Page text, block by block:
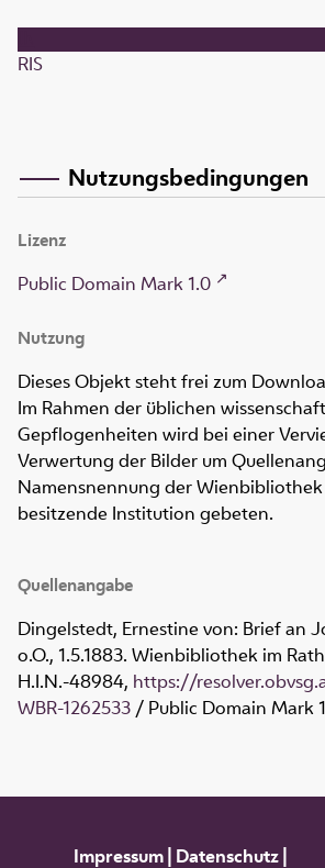
RIS
Nutzungsbedingungen
Lizenz
Public Domain Mark 1.0
Nutzung
Dieses Objekt steht frei zum
Im Rahmen der üblichen
Gepflogenheiten wird bei einer
Verwertung der Bilder um
Namensnennung der Wienbibliothek
besitzende Institution gebeten.
Quellenangabe
Dingelstedt, Ernestine von: Brief an
o.O., 1.5.1883. Wienbibliothek im
H.I.N.-48984, https://
WBR-1262533 / Public Domain Mark
Impressum| Datenschutz|